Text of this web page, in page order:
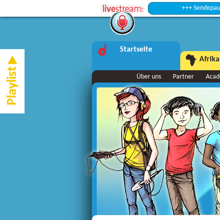
+++ Sendepause +++
Startseite
Afrika
Über uns Partner